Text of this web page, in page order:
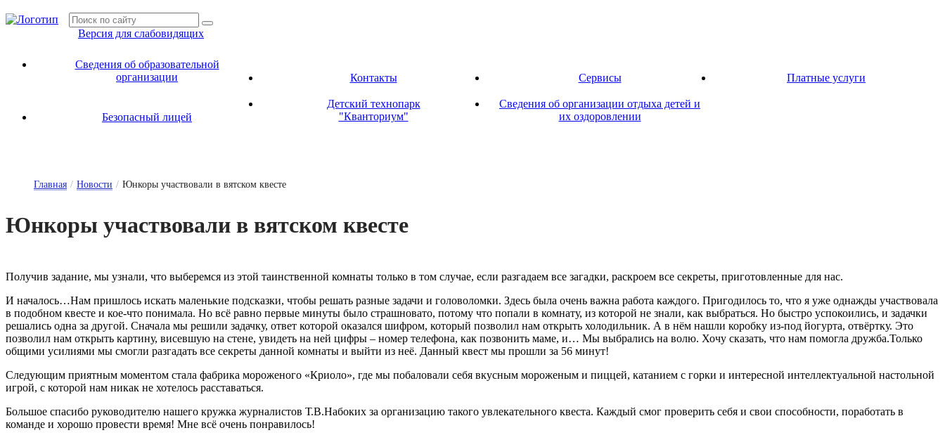
Версия для слабовидящих
Сведения об образовательной
организации
Контакты Сервисы Платные услуги
Безопасный лицей
Детский технопарк
"Кванториум"
Сведения об организации отдыха детей и
их оздоровлении
Главная / Новости / Юнкоры участвовали в вятском квесте
Юн­ко­ры у­час­тво­ва­ли в вят­ском квес­те
Получив задание, мы узнали, что выберемся из этой таинственной комнаты только в том случае, если разгадаем все загадки, раскроем все секреты, приготовленные для нас.
И началось…Нам пришлось искать маленькие подсказки, чтобы решать разные задачи и головоломки. Здесь была очень важна работа каждого. Пригодилось то, что я уже однажды участвовала
в подобном квесте и кое-что понимала. Но всё равно первые минуты было страшновато, потому что попали в комнату, из которой не знали, как выбраться. Но быстро успокоились, и задачки
решались одна за другой. Сначала мы решили задачку, ответ которой оказался шифром, который позволил нам открыть холодильник. А в нём нашли коробку из-под йогурта, отвёртку. Это
позволил нам открыть картину, висевшую на стене, увидеть на ней цифры – номер телефона, как позвонить маме, и… Мы выбрались на волю. Хочу сказать, что нам помогла дружба.Только
общими усилиями мы смогли разгадать все секреты данной комнаты и выйти из неё. Данный квест мы прошли за 56 минут!
Следующим приятным моментом стала фабрика мороженого «Криоло», где мы побаловали себя вкусным мороженым и пиццей, катанием с горки и интересной интеллектуальной настольной
игрой, с которой нам никак не хотелось расставаться.
Большое спасибо руководителю нашего кружка журналистов Т.В.Набоких за организацию такого увлекательного квеста. Каждый смог проверить себя и свои способности, поработать в
команде и хорошо провести время! Мне всё очень понравилось!